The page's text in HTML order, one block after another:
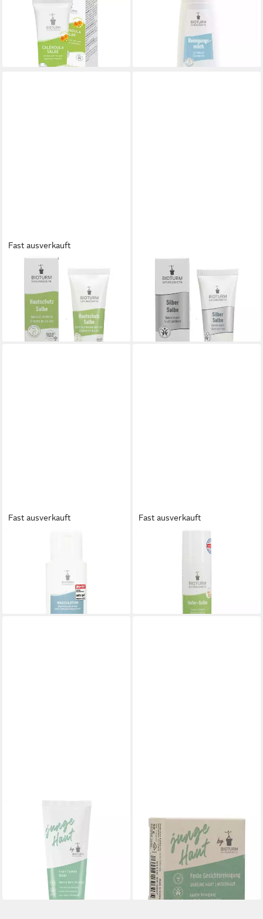
Gesichtspflege Hautschutz
Calendula Salbe, 50 ml
ab 11,95 €
(239,00 €/ 1 l)
lieferbar - in 2-3 Werktagen bei dir
Reinigungsmilch, 200 ml
lieferbar - in 3-4 Werktagen bei dir
Fast ausverkauft
BIOTURM
Gesichtspflege BIOTURM
Hautschutzsalbe Nr.1
ab 12,99 €
(259,80 €/ 1 l)
lieferbar - in 3-4 Werktagen bei dir
BIOTURM
Hautcreme BIOTURM Silber-
Salbe Nr.33
ab 14,95 €
(299,00 €/ 1 l)
lieferbar - in 2-3 Werktagen bei dir
Fast ausverkauft
lieferbar - in 2-3 Werktagen bei dir
Fast ausverkauft
Bodylotion BIOTURM Hafer-
(239,33 €/ 1 l)
lieferbar - in 2-3 Werktagen bei dir
Gesichtspflege Grüne
Tonerde Maske junge Haut,
(117,90 €/ 1 l)
lieferbar - in 3-4 Werktagen bei dir
Gesichtsseife BIOTURM feste
Gesichtsreinigung junge Haut
12,39 €
(247,80 €/ 1 kg)
lieferbar - in 3-4 Werktagen bei dir